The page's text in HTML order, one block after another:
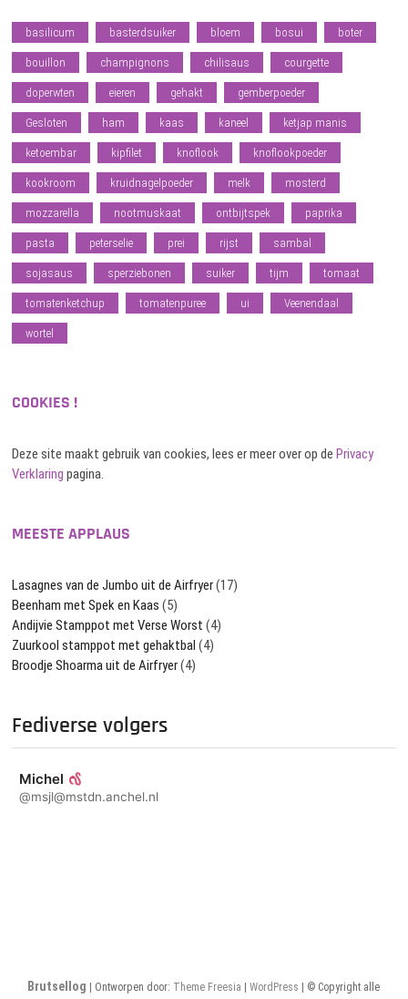
basilicum basterdsuiker bloem bosui boter
bouillon champignons chilisaus courgette
doperwten eieren gehakt gemberpoeder
Gesloten ham kaas kaneel ketjap manis
ketoembar kipfilet knoflook knoflookpoeder
kookroom kruidnagelpoeder melk mosterd
mozzarella nootmuskaat ontbijtspek paprika
pasta peterselie prei rijst sambal
sojasaus sperziebonen suiker tijm tomaat
tomatenketchup tomatenpuree ui Veenendaal
wortel
COOKIES !
Deze site maakt gebruik van cookies, lees er meer over op dePrivacy
Verklaring pagina.
MEESTE APPLAUS
Lasagnes van de Jumbo uit de Airfryer(17)
Beenham met Spek en Kaas (5)
Andijvie Stamppot met Verse Worst (4)
Zuurkool stamppot met gehaktbal (4)
Broodje Shoarma uit de Airfryer(4)
Fediverse volgers
Michel
@msjl@mstdn.anchel.nl
Brutsellog | Ontworpen door: Theme Freesia |WordPress | © Copyright alle